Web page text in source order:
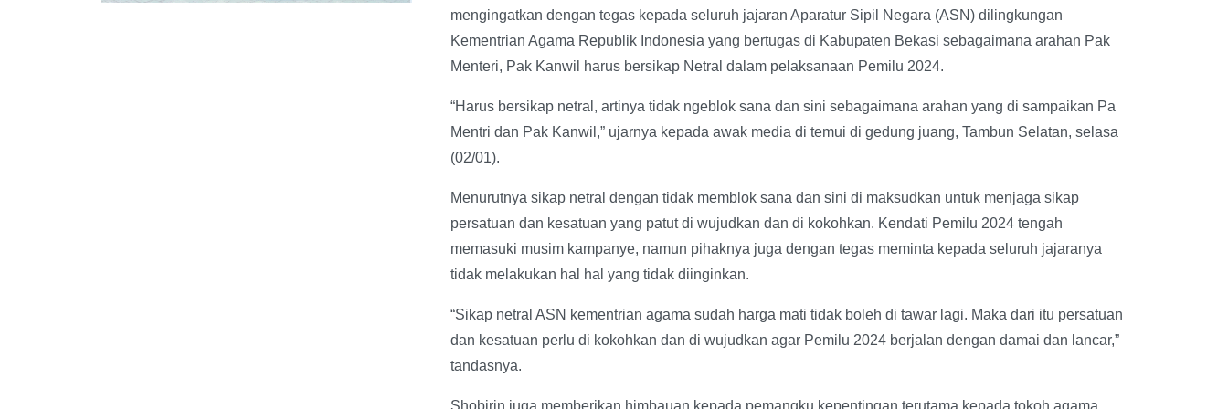
mengingatkan dengan tegas kepada seluruh jajaran Aparatur Sipil Negara (ASN) dilingkungan
Kementrian Agama Republik Indonesia yang bertugas di Kabupaten Bekasi sebagaimana arahan Pak
Menteri, Pak Kanwil harus bersikap Netral dalam pelaksanaan Pemilu 2024.
“Harus bersikap netral, artinya tidak ngeblok sana dan sini sebagaimana arahan yang di sampaikan Pa
Mentri dan Pak Kanwil,” ujarnya kepada awak media di temui di gedung juang, Tambun Selatan, selasa
(02/01).
Menurutnya sikap netral dengan tidak memblok sana dan sini di maksudkan untuk menjaga sikap
persatuan dan kesatuan yang patut di wujudkan dan di kokohkan. Kendati Pemilu 2024 tengah
memasuki musim kampanye, namun pihaknya juga dengan tegas meminta kepada seluruh jajaranya
tidak melakukan hal hal yang tidak diinginkan.
“Sikap netral ASN kementrian agama sudah harga mati tidak boleh di tawar lagi. Maka dari itu persatuan
dan kesatuan perlu di kokohkan dan di wujudkan agar Pemilu 2024 berjalan dengan damai dan lancar,”
tandasnya.